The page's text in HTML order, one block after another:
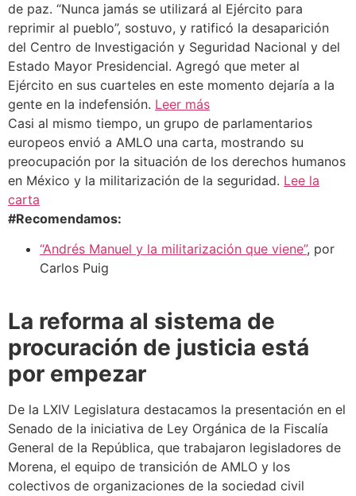
de paz. “Nunca jamás se utilizará al Ejército para
reprimir al pueblo”, sostuvo, y ratificó la desaparición
del Centro de Investigación y Seguridad Nacional y del
Estado Mayor Presidencial. Agregó que meter al
Ejército en sus cuarteles en este momento dejaría a la
gente en la indefensión. Leer más
Casi al mismo tiempo, un grupo de parlamentarios
europeos envió a AMLO una carta, mostrando su
preocupación por la situación de los derechos humanos
en México y la militarización de la seguridad. Lee la
carta
#Recomendamos:
“Andrés Manuel y la militarización que viene”, por
Carlos Puig
La reforma al sistema de
procuración de justicia está
por empezar
De la LXIV Legislatura destacamos la presentación en el
Senado de la iniciativa de Ley Orgánica de la Fiscalía
General de la República, que trabajaron legisladores de
Morena, el equipo de transición de AMLO y los
colectivos de organizaciones de la sociedad civil